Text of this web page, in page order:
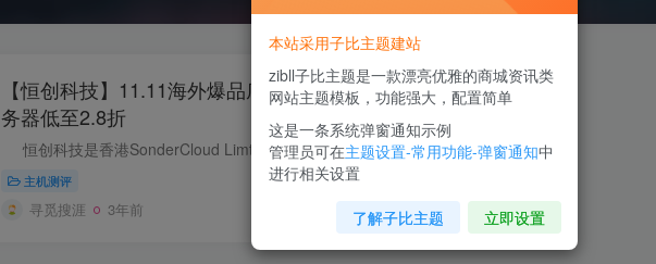
【恒创科技】11.11海外爆品底价_海外云服
务器低至2.8折
恒创科技是香港SonderCloud Limted 旗下的12年老牌IDC服务商，主要为国内用户提供中国香港、日本、美国等海外热门节点的优质资源服务商，国际BGP多线网络、三网直连、CN2 GIA专线高速回...
主机测评
寻觅搜涯 3年前 6
本站采用子比主题建站
zibll子比主题是一款漂亮优雅的商城资讯类
网站主题模板，功能强大，配置简单
这是一条系统弹窗通知示例
管理员可在主题设置-常用功能-弹窗通知中
进行相关设置
了解子比主题 立即设置